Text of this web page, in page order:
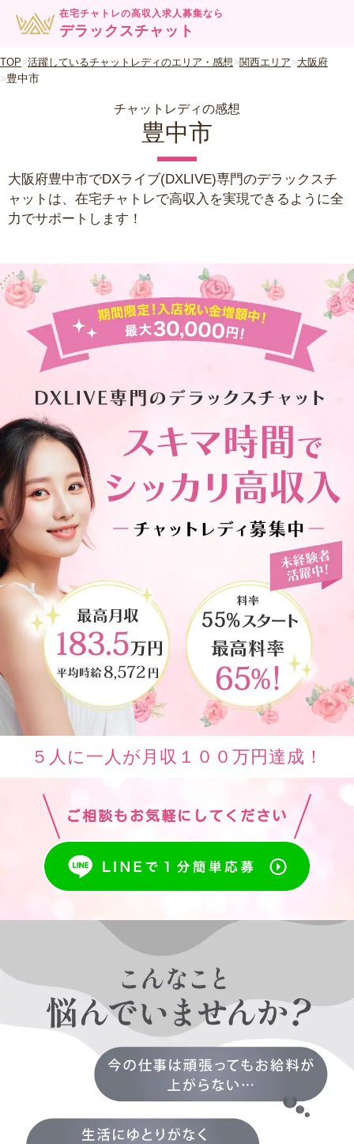
在宅チャトレの高収入求人募集なら
デラックスチャット
TOP 活躍しているチャットレディのエリア・感想 関西エリア 大阪府
豊中市
チャットレディの感想
豊中市
大阪府豊中市でDXライブ(DXLIVE)専門のデラックスチ
ャットは、在宅チャトレで高収入を実現できるように全
力でサポートします！
５人に一人が月収１００万円達成！
ご相談もお気軽にしてください